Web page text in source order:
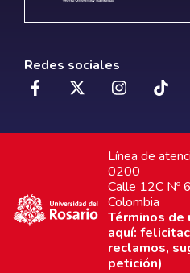
Redes sociales
Línea de
0200
Calle 12C Nº
Colombia
Términos de
aquí:
reclamos,
petición)